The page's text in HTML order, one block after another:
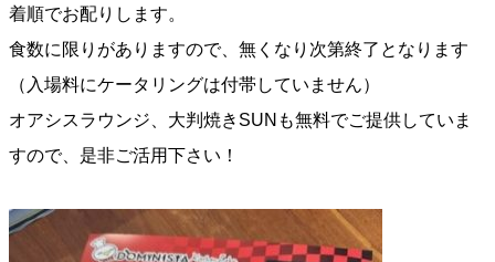
着順でお配りします。
食数に限りがありますので、無くなり次第終了となります
（入場料にケータリングは付帯していません）
オアシスラウンジ、大判焼きSUNも無料でご提供していま
すので、是非ご活用下さい！